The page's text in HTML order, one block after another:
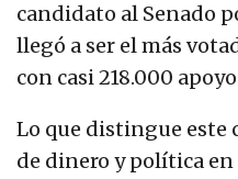
candidato al Senado
llegó a ser el más
con casi 218.000
Lo que distingue este
de dinero y política